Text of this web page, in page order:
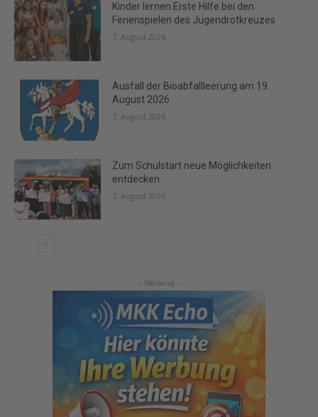
Kinder lernen Erste Hilfe bei den
Ferienspielen des Jugendrotkreuzes
7. August 2026
Ausfall der Bioabfallleerung am 19.
August 2026
7. August 2026
Zum Schulstart neue Möglichkeiten
entdecken
7. August 2026
- Werbung -